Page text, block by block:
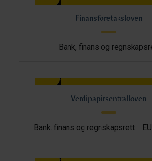
Finansforetaksloven
Bank, finans og
Verdipapirsentralloven
Bank, finans og regnskapsrett